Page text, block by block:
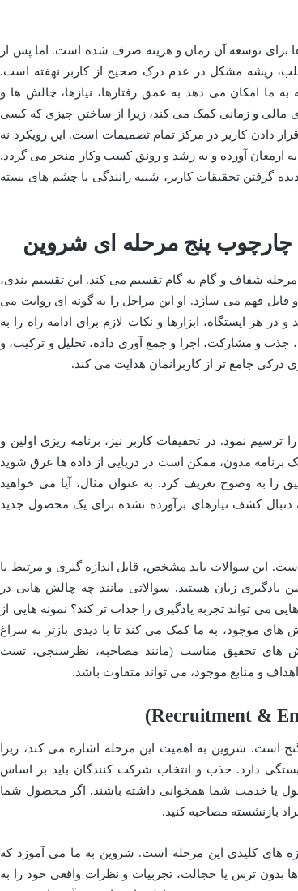
برای توسعه آن زمان و هزینه صرف شده است. اما پس از
ریشه مشکل در عدم درک صحیح از کاربر نهفته است.
ما امکان می دهد به عمق رفتارها، نیازها، چالش ها و
مالی و زمانی کمک می کند، زیرا از ساختن چیزی که کسی
دادن کاربر در مرکز تمام تصمیمات است. این رویکرد نه
به ارمغان آورده و به رشد و رونق کسب وکار منجر می گردد.
گرفتن تحقیقات کاربر، شبیه رانندگی با چشم های بسته
چارچوب پنج مرحله ای شروین
مرحله شفاف و گام به گام تقسیم می کند. این تقسیم بندی،
قابل فهم می سازد. او این مراحل را به گونه ای روایت می
ایستگاه، ابزارها و نکات لازم برای ادامه راه را به
جذب و مشارکت، اجرا و جمع آوری داده، تحلیل و ترکیب، و
جامع تر از کاربرانمان هدایت می کند.
نمود. در تحقیقات کاربر نیز، برنامه ریزی اولین و
برنامه مدون، ممکن است در دریایی از داده ها غرق شوید
را به وضوح تعریف کرد. به عنوان مثال، آیا می خواهید
کشف نیازهای برآورده نشده برای یک محصول جدید
این سوالات باید مشخص، قابل اندازه گیری و مرتبط با
زبان هستید. سوالاتی مانند چه چالش هایی در
می تواند تجربه یادگیری را جذاب تر کند؟ نمونه هایی از
موجود، به ما کمک می کند تا با دیدی بازتر به سراغ
روش های تحقیق مناسب (مانند مصاحبه، نظرسنجی، تست
و منابع موجود، می تواند متفاوت باشد.
است. شروین به اهمیت این مرحله اشاره می کند، زیرا
دارد. جذب و انتخاب شرکت کنندگان باید بر اساس
خدمت شما همخوانی داشته باشند. اگر محصول شما
بازنشسته مصاحبه کنید.
های کلیدی این مرحله است. شروین به ما می آموزد که
بدون ترس یا خجالت، تجربیات و نظرات واقعی خود را به